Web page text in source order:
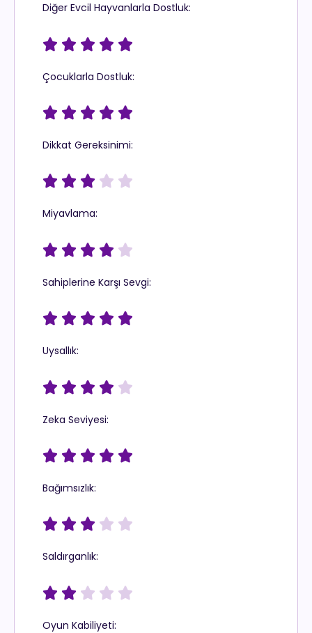
Diğer Evcil Hayvanlarla Dostluk:
    
Çocuklarla Dostluk:
    
Dikkat Gereksinimi:
    
Miyavlama:
    
Sahiplerine Karşı Sevgi:
    
Uysallık:
    
Zeka Seviyesi:
    
Bağımsızlık:
    
Saldırganlık:
    
Oyun Kabiliyeti: